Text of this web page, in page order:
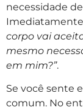
necessidade
corpo vai
mesmo
em mim?”.
Se você sente
comum. No